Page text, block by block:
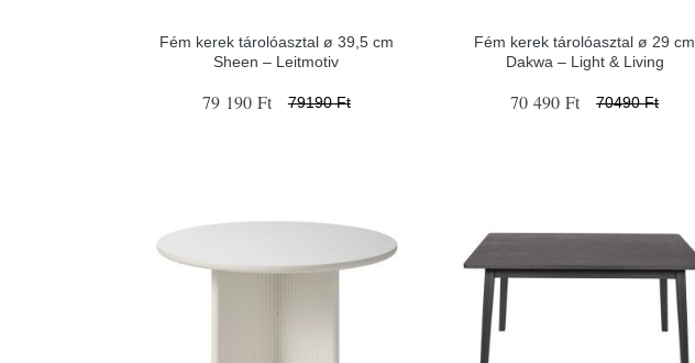
Fém kerek tárolóasztal ø 39,5 cm
Sheen – Leitmotiv
79 190 Ft 79190 Ft
Fém kerek tárolóasztal ø 29 cm
Dakwa – Light & Living
70 490 Ft 70490 Ft